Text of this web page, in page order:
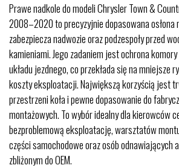
Prawe nadkole do modeli Chrysler Town &
2008–2020 to precyzyjnie dopasowana osłona
zabezpiecza nadwozie oraz podzespoły przed
kamieniami. Jego zadaniem jest ochrona
układu jezdnego, co przekłada się na mniejsze
koszty eksploatacji. Największą korzyścią jest
przestrzeni koła i pewne dopasowanie do
montażowych. To wybór idealny dla kierowców
bezproblemową eksploatację, warsztatów
części samochodowe oraz osób odnawiających
zbliżonym do OEM.